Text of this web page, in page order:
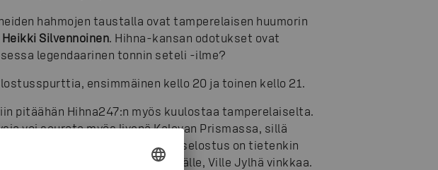
hahmojen taustalla ovat tamperelaisen huumorin
Heikki Silvennoinen. Hihna-kansan odotukset ovat
legendaarinen tonnin seteli -ilme?
ensimmäinen kello 20 ja toinen kello 21.
pitäähän Hihna247:n myös kuulostaa tamperelaiselta.
voi seurata myös livenä Kalevan Prismassa, sillä
kassahihnan läheisyydessä. Ja selostus on tietenkin
kunhan laittaa äänet päälle, Ville Jylhä vinkkaa.